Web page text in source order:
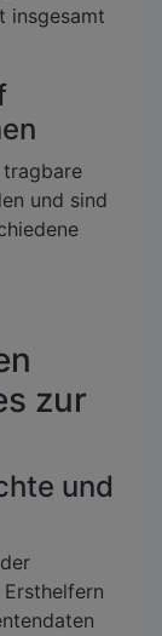
insgesamt
tragbare
und sind
zur
und